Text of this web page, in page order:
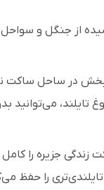
از جنگل و
در ساحل ساکت
می‌توانید
جزیره را
را حفظ